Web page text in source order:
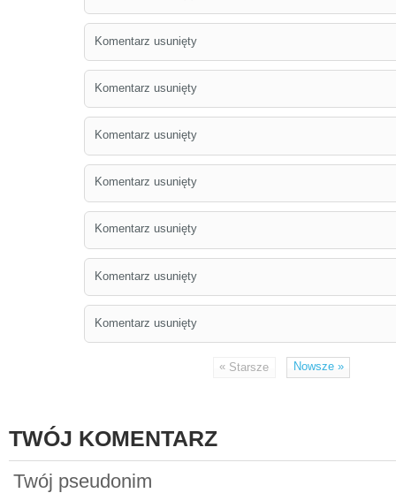
Komentarz usunięty
Komentarz usunięty
Komentarz usunięty
Komentarz usunięty
Komentarz usunięty
Komentarz usunięty
Komentarz usunięty
« Starsze Nowsze»
TWÓJ KOMENTARZ
Twój pseudonim